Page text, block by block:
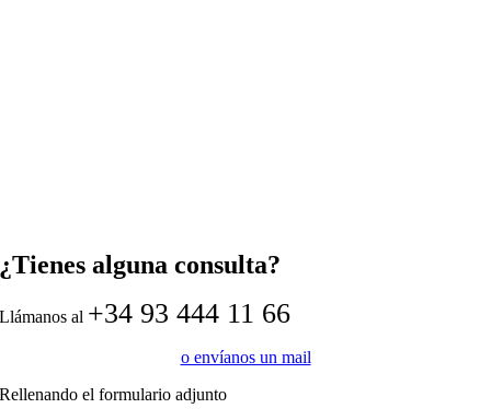
¿Tienes alguna consulta?
Llámanos al +34 93 444 11 66
o envíanos un mail
Rellenando el formulario adjunto